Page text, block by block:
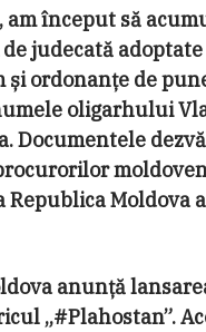
început să
de judecată
și ordonanțe de
oligarhului
Documentele
Moldova
anunță
„#Plahostan”.